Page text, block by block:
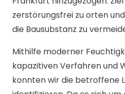
zerstörungsfrei zu orten
die Bausubstanz zu
Mithilfe moderner
kapazitiven Verfahren und
konnten wir die betroffene